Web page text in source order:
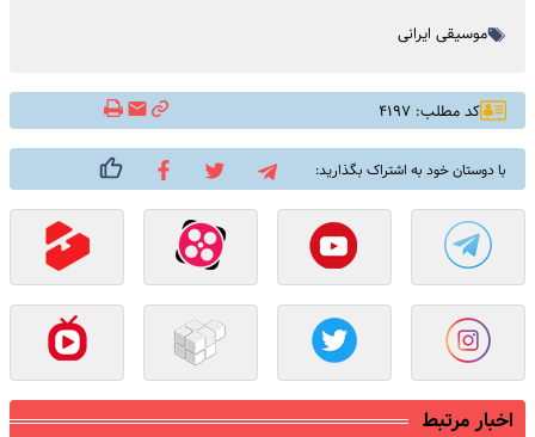
موسیقی ایرانی
کد مطلب: ۴۱۹۷
با دوستان خود به اشتراک بگذارید:
اخبار مرتبط